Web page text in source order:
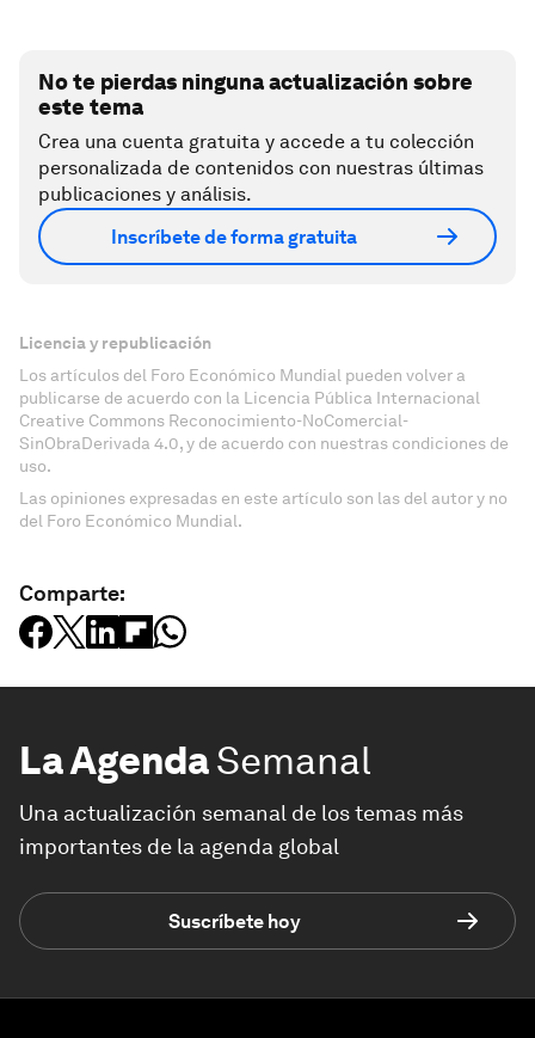
No te pierdas ninguna actualización sobre
este tema
Crea una cuenta gratuita y accede a tu colección
personalizada de contenidos con nuestras últimas
publicaciones y análisis.
Inscríbete de forma gratuita
Licencia y republicación
Los artículos del Foro Económico Mundial pueden volver a
publicarse de acuerdo con la Licencia Pública Internacional
Creative Commons Reconocimiento-NoComercial-
SinObraDerivada 4.0, y de acuerdo con nuestras condiciones de
uso.
Las opiniones expresadas en este artículo son las del autor y no
del Foro Económico Mundial.
Comparte:
La AgendaSemanal
Una actualización semanal de los temas más
importantes de la agenda global
Suscríbete hoy